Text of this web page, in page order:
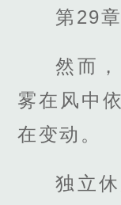
第29
然而
雾在风中
在变动。
独立